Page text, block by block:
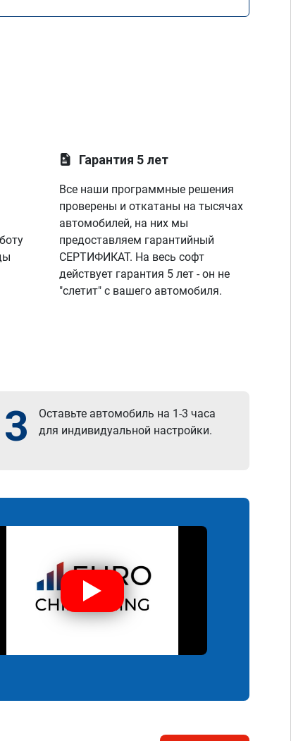
Гарантия 5 лет
Все наши программные решения
проверены и откатаны на тысячах
автомобилей, на них мы
предоставляем гарантийный
СЕРТИФИКАТ. На весь софт
действует гарантия 5 лет - он не
"слетит" с вашего автомобиля.
3
Оставьте автомобиль на 1-3 часа
для индивидуальной настройки.